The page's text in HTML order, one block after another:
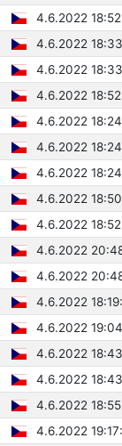
4.6.2022
4.6.2022
4.6.2022
4.6.2022
4.6.2022
4.6.2022
4.6.2022
4.6.2022
4.6.2022
4.6.2022
4.6.2022
4.6.2022
4.6.2022
4.6.2022
4.6.2022
4.6.2022
4.6.2022